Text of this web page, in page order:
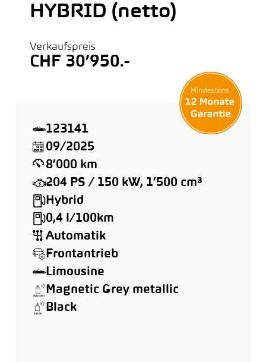
HYBRID (netto)
Verkaufspreis
CHF 30’950.-
123141
09/2025
8’000 km
204 PS / 150 kW, 1’500 cm³
Hybrid
0,4 l/100km
Automatik
Frontantrieb
Limousine
Magnetic Grey metallic
Black